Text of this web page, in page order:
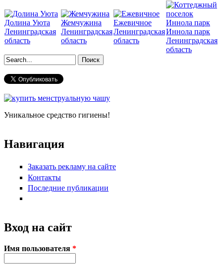
Долина Уюта
Ленинградская
область
Жемчужина
Ленинградская
область
Ежевичное
Ленинградская
область
Иннола парк
Ленинградская
область
Форма поиска
Уникальное средство гигиены!
Навигация
Заказать рекламу на сайте
Контакты
Последние публикации
Вход на сайт
Имя пользователя *